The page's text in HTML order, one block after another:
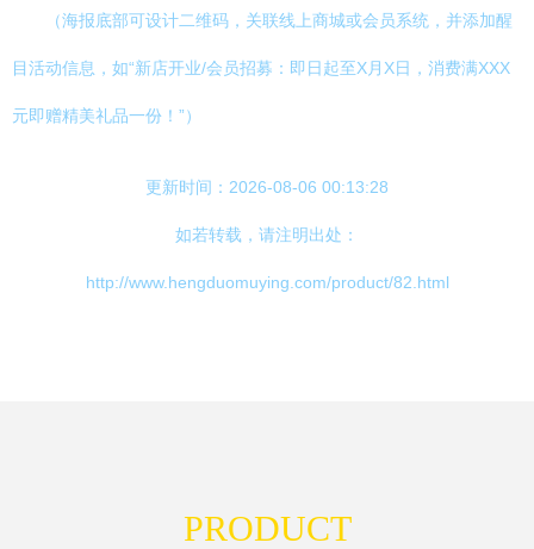
（海报底部可设计二维码，关联线上商城或会员系统，并添加醒
目活动信息，如“新店开业/会员招募：即日起至X月X日，消费满XXX
元即赠精美礼品一份！”）
更新时间：2026-08-06 00:13:28
如若转载，请注明出处：
http://www.hengduomuying.com/product/82.html
PRODUCT